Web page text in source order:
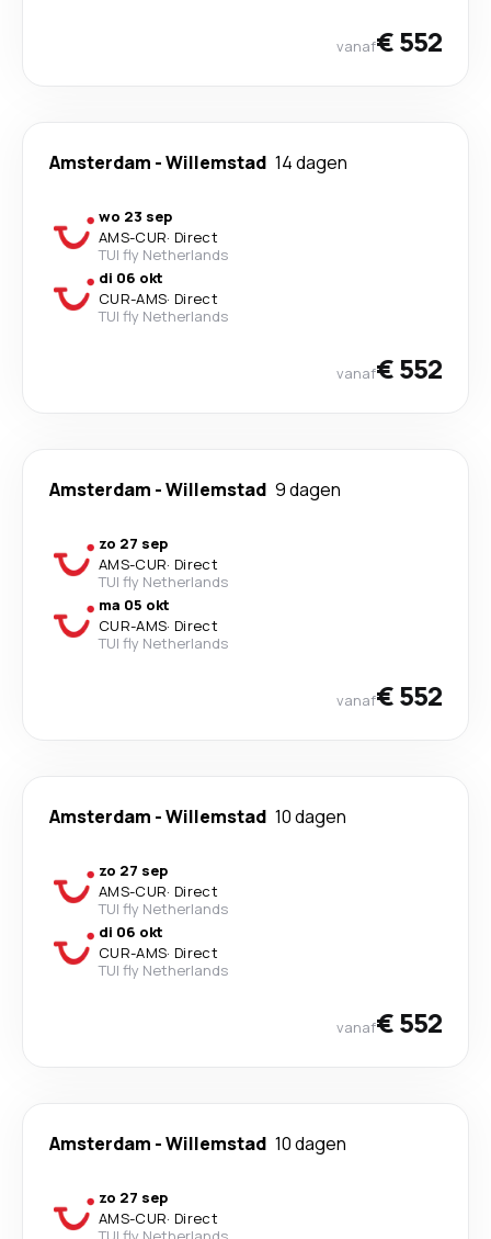
vanaf€ 552
Amsterdam -Willemstad 14 dagen
wo 23 sep
AMS-CUR· Direct
TUI fly Netherlands
di 06 okt
CUR-AMS· Direct
TUI fly Netherlands
vanaf€ 552
Amsterdam -Willemstad 9 dagen
zo 27 sep
AMS-CUR· Direct
TUI fly Netherlands
ma 05 okt
CUR-AMS· Direct
TUI fly Netherlands
vanaf€ 552
Amsterdam -Willemstad 10 dagen
zo 27 sep
AMS-CUR· Direct
TUI fly Netherlands
di 06 okt
CUR-AMS· Direct
TUI fly Netherlands
vanaf€ 552
Amsterdam -Willemstad 10 dagen
zo 27 sep
AMS-CUR· Direct